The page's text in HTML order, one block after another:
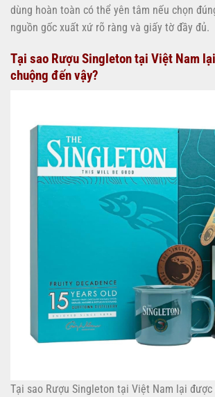
dùng hoàn toàn có thể yên tâm nếu chọn
nguồn gốc xuất xứ rõ ràng và giấy tờ đầy đủ.
Tại sao Rượu Singleton tại Việt Nam
chuộng đến vậy?
Tại sao Rượu Singleton tại Việt Nam lại được